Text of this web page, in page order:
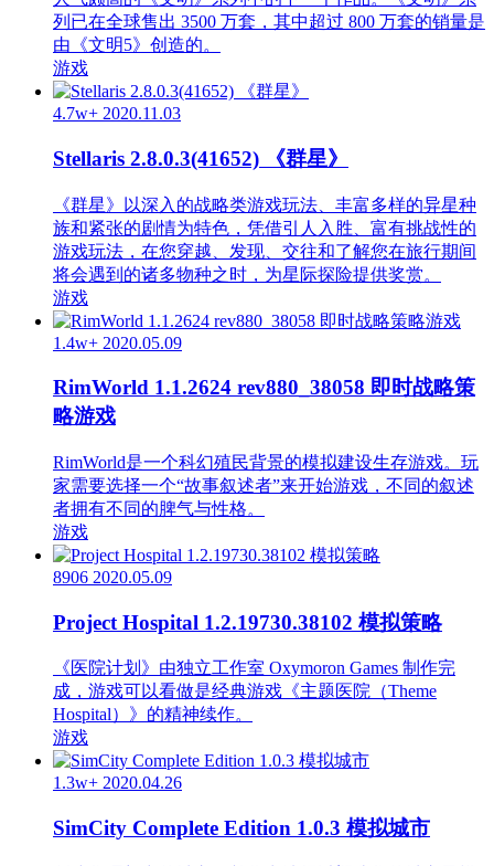
列已在全球售出 3500 万套，其中超过 800 万套的销量是
由《文明5》创造的。
游戏
4.7w+ 2020.11.03
Stellaris 2.8.0.3(41652) 《群星》
《群星》以深入的战略类游戏玩法、丰富多样的异星种
族和紧张的剧情为特色，凭借引人入胜、富有挑战性的
游戏玩法，在您穿越、发现、交往和了解您在旅行期间
将会遇到的诸多物种之时，为星际探险提供奖赏。
游戏
1.4w+ 2020.05.09
RimWorld 1.1.2624 rev880_38058 即时战略策
略游戏
RimWorld是一个科幻殖民背景的模拟建设生存游戏。玩
家需要选择一个“故事叙述者”来开始游戏，不同的叙述
者拥有不同的脾气与性格。
游戏
8906 2020.05.09
Project Hospital 1.2.19730.38102 模拟策略
《医院计划》由独立工作室 Oxymoron Games 制作完
成，游戏可以看做是经典游戏《主题医院（Theme
Hospital）》的精神续作。
游戏
1.3w+ 2020.04.26
SimCity Complete Edition 1.0.3 模拟城市